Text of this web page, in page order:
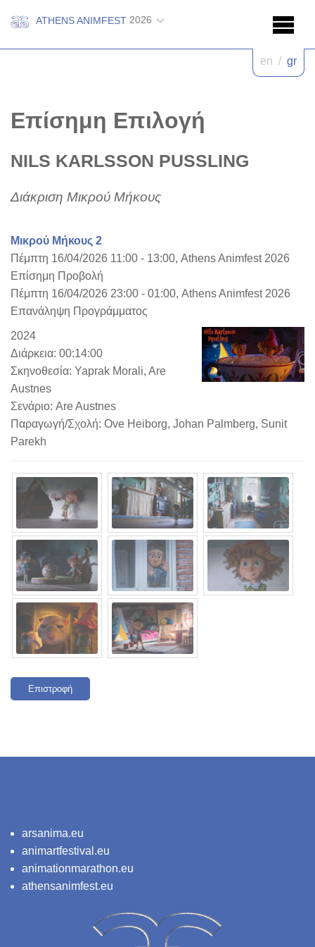
ATHENS ANIMFEST 2026
en / gr
Επίσημη Επιλογή
NILS KARLSSON PUSSLING
Διάκριση Μικρού Μήκους
Μικρού Μήκους 2
Πέμπτη 16/04/2026 11:00 - 13:00, Athens Animfest 2026
Επίσημη Προβολή
Πέμπτη 16/04/2026 23:00 - 01:00, Athens Animfest 2026
Επανάληψη Προγράμματος
2024
Διάρκεια: 00:14:00
Σκηνοθεσία: Yaprak Morali, Are
Austnes
Σενάριο: Are Austnes
Παραγωγή/Σχολή: Ove Heiborg, Johan Palmberg, Sunit
Parekh
Επιστροφή
arsanima.eu
animartfestival.eu
animationmarathon.eu
athensanimfest.eu